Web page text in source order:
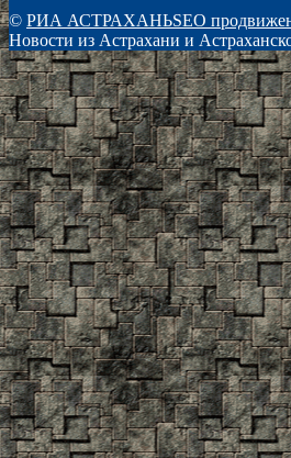
© РИА АСТРАХАНЬSEO
Новости из Астрахани и